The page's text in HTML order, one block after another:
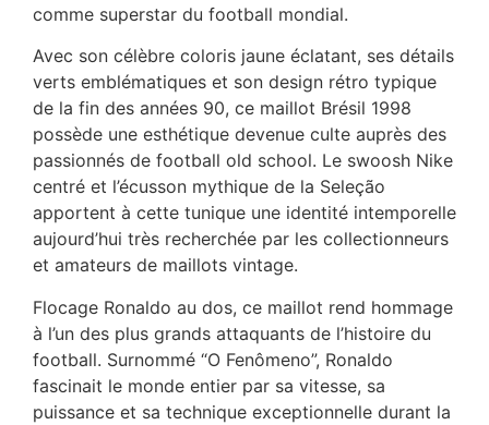
comme superstar du football mondial.
Avec son célèbre coloris jaune éclatant, ses détails
verts emblématiques et son design rétro typique
de la fin des années 90, ce maillot Brésil 1998
possède une esthétique devenue culte auprès des
passionnés de football old school. Le swoosh Nike
centré et l’écusson mythique de la Seleção
apportent à cette tunique une identité intemporelle
aujourd’hui très recherchée par les collectionneurs
et amateurs de maillots vintage.
Flocage Ronaldo au dos, ce maillot rend hommage
à l’un des plus grands attaquants de l’histoire du
football. Surnommé “O Fenômeno”, Ronaldo
fascinait le monde entier par sa vitesse, sa
puissance et sa technique exceptionnelle durant la